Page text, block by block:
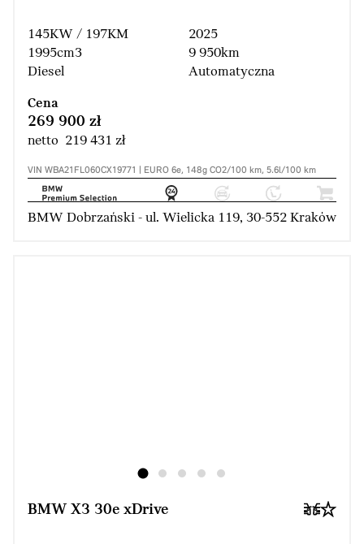
145KW / 197KM
1995cm3
Diesel
2025
9 950km
Automatyczna
Cena
269 900 zł
netto 219 431 zł
VIN WBA21FL060CX19771 | EURO 6e, 148g CO2/100 km, 5.6l/100 km
BMW Dobrzański - ul. Wielicka 119, 30-552 Kraków
BMW X3 30e xDrive